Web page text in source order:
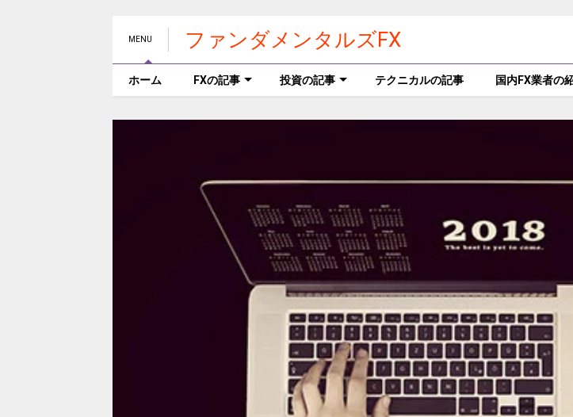
MENU ファンダメンタルズFX
ホーム FXの記事 投資の記事 テクニカルの記事 国内FX業者の